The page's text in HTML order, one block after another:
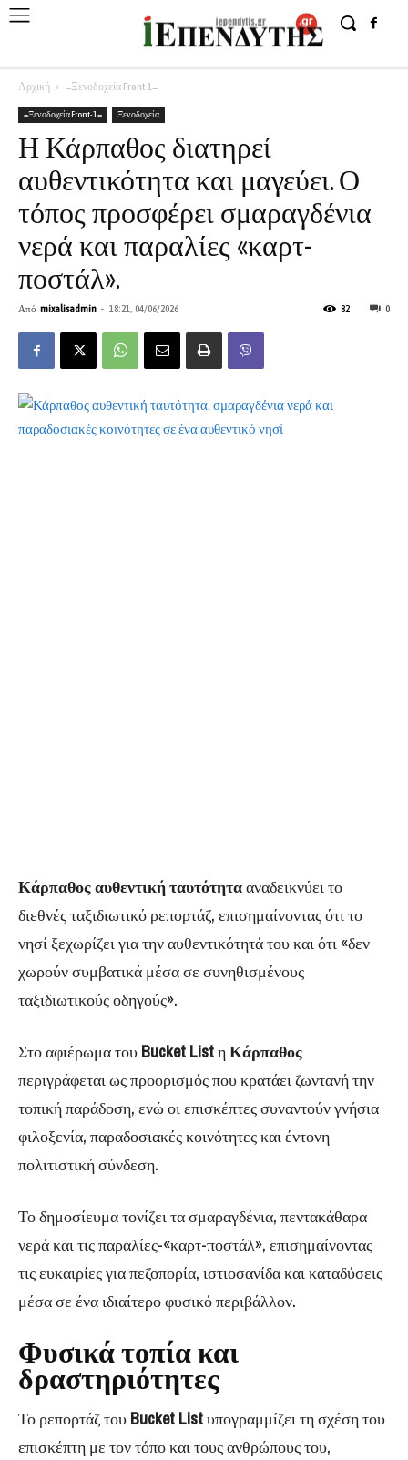
Αρχική =Ξενοδοχεία Front-1=
=Ξενοδοχεία Front-1= Ξενοδοχεία
Η Κάρπαθος διατηρεί
αυθεντικότητα και μαγεύει. Ο
τόπος προσφέρει σμαραγδένια
νερά και παραλίες «καρτ-
ποστάλ».
Από mixalisadmin - 18:21, 04/06/2026 0
82
Κάρπαθος αυθεντική ταυτότητααναδεικνύει το
διεθνές ταξιδιωτικό ρεπορτάζ, επισημαίνοντας ότι το
νησί ξεχωρίζει για την αυθεντικότητά του και ότι «δεν
χωρούν συμβατικά μέσα σε συνηθισμένους
ταξιδιωτικούς οδηγούς».
Στο αφιέρωμα του Bucket ListηΚάρπαθος
περιγράφεται ως προορισμός που κρατάει ζωντανή την
τοπική παράδοση, ενώ οι επισκέπτες συναντούν γνήσια
φιλοξενία, παραδοσιακές κοινότητες και έντονη
πολιτιστική σύνδεση.
Το δημοσίευμα τονίζει τα σμαραγδένια, πεντακάθαρα
νερά και τις παραλίες-«καρτ-ποστάλ», επισημαίνοντας
τις ευκαιρίες για πεζοπορία, ιστιοσανίδα και καταδύσεις
μέσα σε ένα ιδιαίτερο φυσικό περιβάλλον.
Φυσικά τοπία και
δραστηριότητες
Το ρεπορτάζ του Bucket Listυπογραμμίζει τη σχέση του
επισκέπτη με τον τόπο και τους ανθρώπους του,